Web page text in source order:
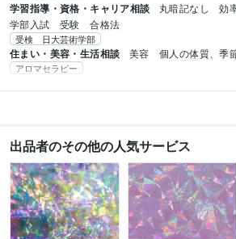
学習指導・資格・キャリア相談 丸暗記なし　効
学部入試　受験　合格法
受検 日大芸術学部
住まい・美容・生活相談 美容　個人の体質、季
アロマセラピー
出品者のその他の人気サービス